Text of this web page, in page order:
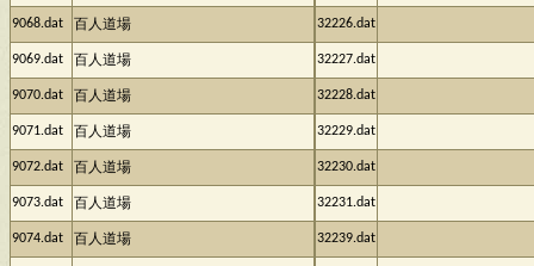
9068.dat 百人道場
9069.dat 百人道場
9070.dat 百人道場
9071.dat 百人道場
9072.dat 百人道場
9073.dat 百人道場
9074.dat 百人道場
32226.dat
32227.dat
32228.dat
32229.dat
32230.dat
32231.dat
32239.dat